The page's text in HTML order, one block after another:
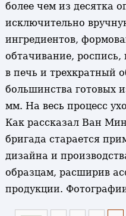
более чем из десятка
исключительно
ингредиентов,
обтачивание,
в печь и трехкратный
большинства готовых
мм. На весь процесс
Как рассказал Ван
бригада старается
дизайна и
образцам, расширив
продукции.